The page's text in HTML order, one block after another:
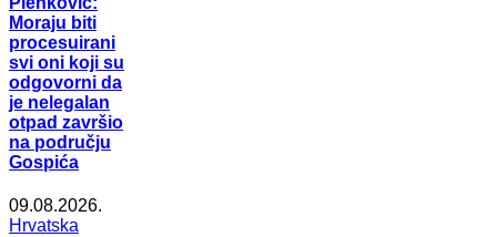
Moraju biti
procesuirani
svi oni koji su
odgovorni da
je nelegalan
otpad završio
na području
Gospića
09.08.2026.
Hrvatska